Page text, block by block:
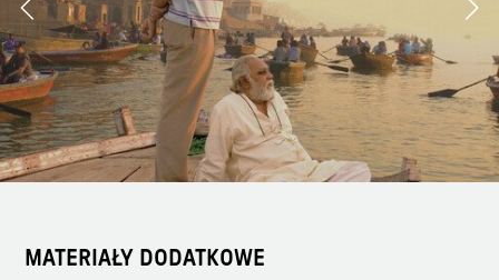
MATERIAŁY DODATKOWE